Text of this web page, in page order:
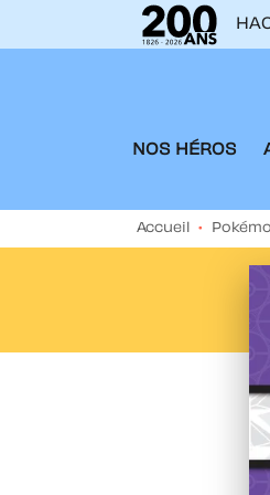
MENU
NOS HÉROS
Accueil •